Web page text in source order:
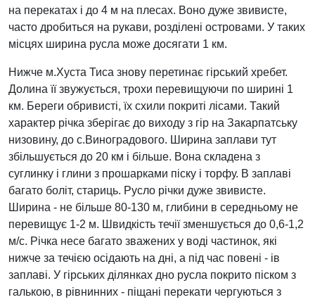
на перекатах і до 4 м на плесах. Воно дуже звивисте,
часто дробиться на рукави, розділені островами. У таких
місцях ширина русла може досягати 1 км.
Нижче м.Хуста Тиса знову перетинає гірський хребет.
Долина її звужується, трохи перевищуючи по ширині 1
км. Береги обривисті, їх схили покриті лісами. Такий
характер річка зберігає до виходу з гір на Закарпатську
низовину, до с.Виноградового. Ширина заплави тут
збільшується до 20 км і більше. Вона складена з
суглинку і глини з прошарками піску і торфу. В заплаві
багато боліт, стариць. Русло річки дуже звивисте.
Ширина - не більше 80-130 м, глибини в середньому не
перевищує 1-2 м. Швидкість течії зменшується до 0,6-1,2
м/с. Річка несе багато зважених у воді частинок, які
нижче за течією осідають на дні, а під час повені - ів
заплаві. У гірських ділянках дно русла покрито піском з
галькою, в рівнинних - піщані перекати чергуються з